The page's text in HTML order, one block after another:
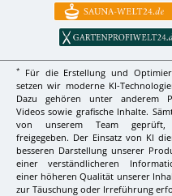
*
Für die Erstellung und
setzen wir moderne KI-
Dazu gehören unter anderem
Videos sowie grafische Inhalte.
von unserem Team geprüft,
freigegeben. Der Einsatz von KI
besseren Darstellung unserer
einer verständlicheren
einer höheren Qualität unserer
zur Täuschung oder Irreführung